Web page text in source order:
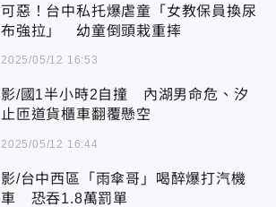
可惡！台中私托爆虐童「女教保員換尿
布強拉」 幼童倒頭栽重摔
2025/05/12 16:53
影/國1半小時2自撞 內湖男命危、汐
止匝道貨櫃車翻覆懸空
2025/05/12 16:44
影/台中西區「雨傘哥」喝醉爆打汽機
車 恐吞1.8萬罰單